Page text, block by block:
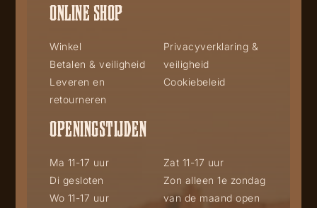
ONLINE SHOP
Winkel
Betalen & veiligheid
Leveren en
retourneren
Privacyverklaring &
veiligheid
Cookiebeleid
OPENINGSTIJDEN
Ma 11-17 uur
Di gesloten
Wo 11-17 uur
Zat 11-17 uur
Zon alleen 1e zondag
van de maand open